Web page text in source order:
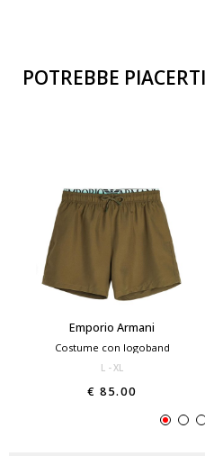
POTREBBE
Emporio Armani
Costume con logoband
L XL
€ 85.00